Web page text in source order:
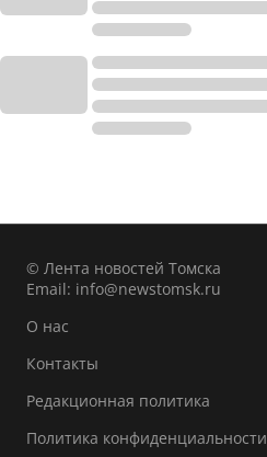
© Лента новостей Томска
Email: info@newstomsk.ru
О нас
Контакты
Редакционная политика
Политика конфиденциальности